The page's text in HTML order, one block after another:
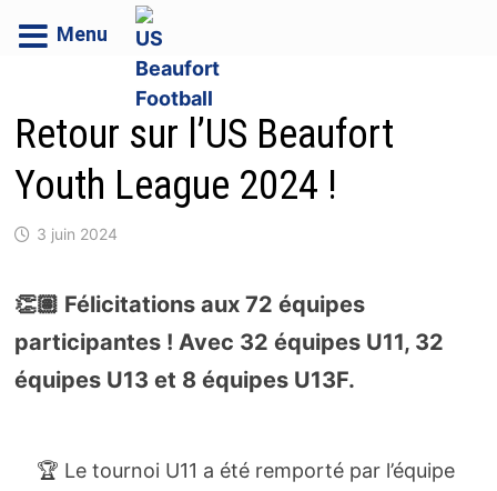
contenu
Retour sur l’US Beaufort
Youth League 2024 !
3 juin 2024
👏🏽 Félicitations aux 72 équipes
participantes ! Avec 32 équipes U11, 32
équipes U13 et 8 équipes U13F.
🏆 Le tournoi U11 a été remporté par l’équipe
Menu